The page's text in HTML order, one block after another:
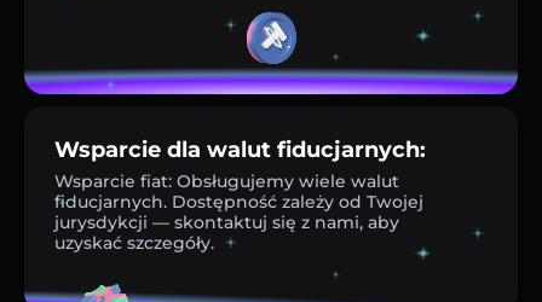
Wsparcie dla walut fiducjarnych:
Wsparcie fiat: Obsługujemy wiele walut
fiducjarnych. Dostępność zależy od Twojej
jurysdykcji — skontaktuj się z nami, aby
uzyskać szczegóły.